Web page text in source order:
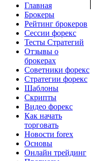
Главная
Брокеры
Рейтинг брокеров
Сессии форекс
Тесты Стратегий
Отзывы о
брокерах
Советники форекс
Стратегии форекс
Шаблоны
Скрипты
Видео форекс
Как начать
торговать
Новости forex
Основы
Онлайн трейдинг